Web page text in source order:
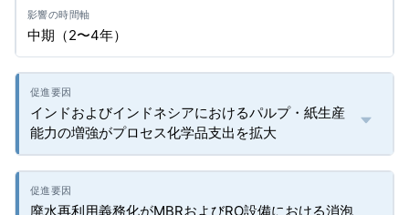
中期（2〜4年）
インドおよびインドネシアにおけるパルプ・紙生産
能力の増強がプロセス化学品支出を拡大
廃水再利用義務化がMBRおよびRO設備における消泡